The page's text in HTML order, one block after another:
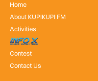
Home
About KUPIKUPI FM
Activities
InfoX
Contest
Contact Us